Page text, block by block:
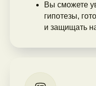
Вы сможете
гипотезы,
и защищать